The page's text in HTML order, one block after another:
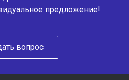
предложение!
вопрос